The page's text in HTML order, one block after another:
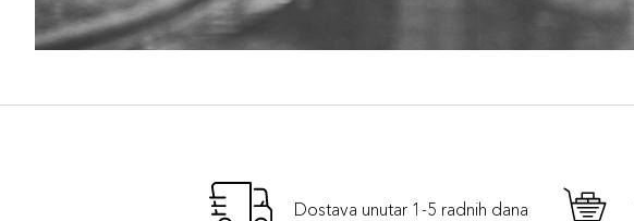
Dostava unutar 1-5 radnih dana